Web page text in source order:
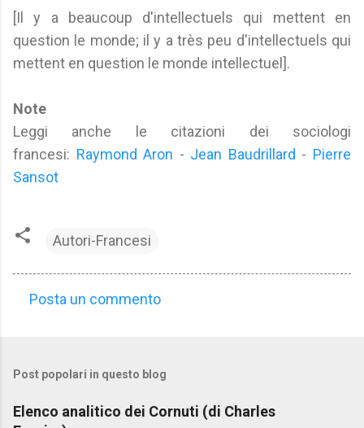
[Il y a beaucoup d'intellectuels qui mettent en
question le monde; il y a très peu d'intellectuels qui
mettent en question le monde intellectuel].
Note
Leggi anche le citazioni dei sociologi
francesi: Raymond Aron - Jean Baudrillard - Pierre
Sansot
Autori-Francesi
m
e
Posta un commento
Post popolari in questo blog
Elenco analitico dei Cornuti (di Charles